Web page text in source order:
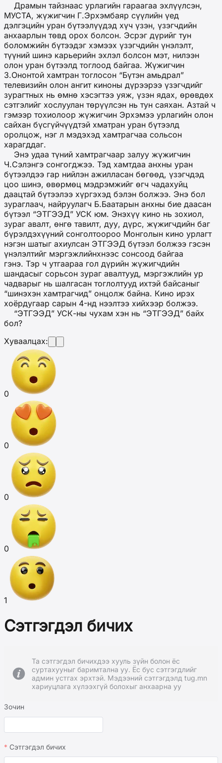
Драмын тайзнаас урлагийн гараагаа эхлүүлсэн,
МУСТА, жүжигчин Г.Эрхэмбаяр сүүлийн үед
дэлгэцийн уран бүтээлүүдэд хүч үзэн, үзэгчдийн
анхаарлын төвд орох болсон. Эсрэг дүрийг тун
боломжийн бүтээдэг хэмээх үзэгчдийн үнэлэлт,
түүний шинэ карьерийн эхлэл болсон мэт, нилээн
олон уран бүтээлд тоглоод байгаа. Жүжигчин
З.Ононтой хамтран тоглосон “Бүтэн амьдрал”
телевизийн олон ангит киноны дүрээрээ үзэгчдийг
зурагтных нь өмнө хэсэгтээ уяж, үзэн ядах, өрөвдөх
сэтгэлийг хослуулан төрүүлсэн нь тун саяхан. Азтай ч
гэмээр тохиолоор жүжигчин Эрхэмээ урлагийн олон
сайхан бүсгүйчүүдтэй хматран уран бүтээлд
оролцож, нэг л мэдэхэд хамтрагчаа сольсон
харагддаг.
Энэ удаа түний хамтрагчаар залуу жүжигчин
Ч.Сэлэнгэ сонгогджээ. Тэд хамтдаа анхны уран
бүтээлдээ гар нийлэн ажилласан бөгөөд, үзэгчдэд
цоо шинэ, өвөрмөц мэдрэмжийг өгч чадахуйц
даацтай бүтээлээ хүргэхэд бэлэн болжээ. Энэ бол
зураглаач, найруулагч Б.Баатарын анхны бие даасан
бүтээл “ЭТГЭЭД” УСК юм. Энэхүү кино нь зохиол,
зураг авалт, өнгө тавилт, дуу, дүрс, жүжигчдийн баг
бүрэлдэхүүний сонголтоороо Монголын кино урлагт
нэгэн шатыг ахиулсан ЭТГЭЭД бүтээл болжээ гэсэн
үнэлэлтийг мэргэжлийнхнээс сонсоод байгаа
гэнэ. Тэр ч утгаараа гол дүрийн жүжигчдийн
шандасыг сорьсон зураг авалтууд, мэргэжлийн ур
чадварыг нь шалгасан тоглолтууд ихтэй байсаныг
“шинэхэн хамтрагчид” онцолж байна. Кино ирэх
хоёрдугаар сарын 4-нд нээлтээ хийхээр болжээ.
“ЭТГЭЭД” УСК-ны чухам хэн нь “ЭТГЭЭД” байх
бол?
Хуваалцах:
0
0
0
0
1
Сэтгэгдэл бичих
Та сэтгэгдэл бичихдээ хууль зүйн болон ёс
суртахууныг баримтална уу. Ёс бус сэтгэгдлийг
админ устгах эрхтэй. Мэдээний сэтгэгдэлд tug.mn
хариуцлага хүлээхгүй болохыг анхаарна уу
Зочин
Сэтгэгдэл бичих